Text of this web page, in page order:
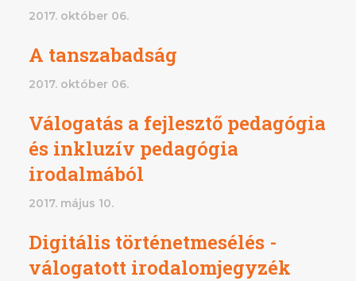
2017. október 06.
A tanszabadság
2017. október 06.
Válogatás a fejlesztő pedagógia
és inkluzív pedagógia
irodalmából
2017. május 10.
Digitális történetmesélés -
válogatott irodalomjegyzék